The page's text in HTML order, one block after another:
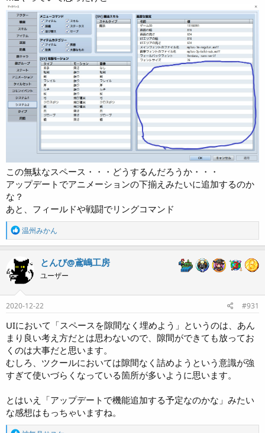
この無駄なスペース・・・どうするんだろうか・・・
アップデートでアニメーションの下揃えみたいに追加するのか
な？
あと、フィールドや戦闘でリングコマンド
R
e
a
t
o
n
s
温州みかん
とんび@鳶嶋工房
ユーザー
2020-12-22 #931
UIにおいて「スペースを隙間なく埋めよう」というのは、あん
まり良い考え方だとは思わないので、隙間ができても放ってお
くのは大事だと思います。
むしろ、ツクールにおいては隙間なく詰めようという意識が強
すぎて使いづらくなっている箇所が多いように思います。
とはいえ「アップデートで機能追加する予定なのかな」みたい
な感想はもっちゃいますね。